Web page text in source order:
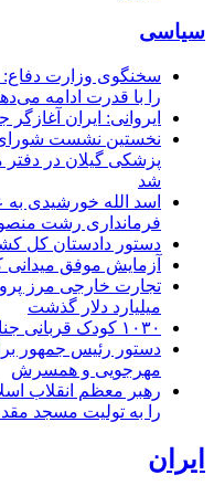
سیاسی
سخنگوی وزارت دفاع:
را با قدرت ادامه
ایروانی: ایران
نخستین نشست شورای
پزشکی گیلان در دفتر
شد
اسد الله خورشیدی
فرمانداری رشت
دستور دادستان کل
آزمایش موفق میدانی
تجارت خارجی مرز
میلیارد دلار گذشت
۱۰۳۰ کودک قربانی جنایت صهیونیست‌ها
دستور رئیس جمهور
مهرجویی و همسرش
رهبر معظم انقلاب
را به تولیت مسجد
ایران